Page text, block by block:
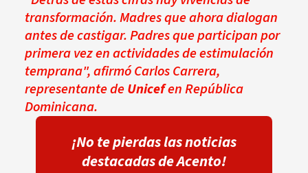
transformación. Madres que ahora dialogan
antes de castigar. Padres que participan por
primera vez en actividades de estimulación
temprana", afirmó Carlos Carrera,
representante deUnicefen República
Dominicana.
¡No te pierdas las noticias
destacadas de Acento!